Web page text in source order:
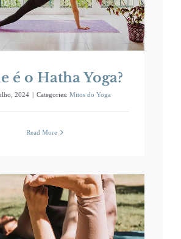
é o Hatha Yoga?
2024 | Categories: Mitos do Yoga
Read More